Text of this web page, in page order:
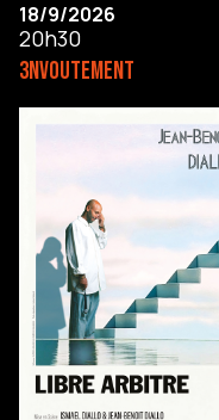
18/9/2026
20h30
3NVOUTEMENT